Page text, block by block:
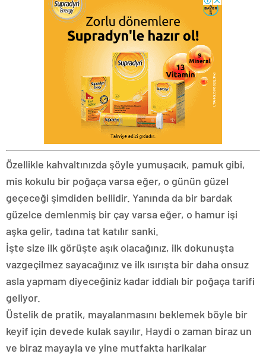
Özellikle kahvaltınızda şöyle yumuşacık, pamuk gibi,
mis kokulu bir poğaça varsa eğer, o günün güzel
geçeceği şimdiden bellidir. Yanında da bir bardak
güzelce demlenmiş bir çay varsa eğer, o hamur işi
aşka gelir, tadına tat katılır sanki.
İşte size ilk görüşte aşık olacağınız, ilk dokunuşta
vazgeçilmez sayacağınız ve ilk ısırışta bir daha onsuz
asla yapmam diyeceğiniz kadar iddialı bir poğaça tarifi
geliyor.
Üstelik de pratik, mayalanmasını beklemek böyle bir
keyif için devede kulak sayılır. Haydi o zaman biraz un
ve biraz mayayla ve yine mutfakta harikalar